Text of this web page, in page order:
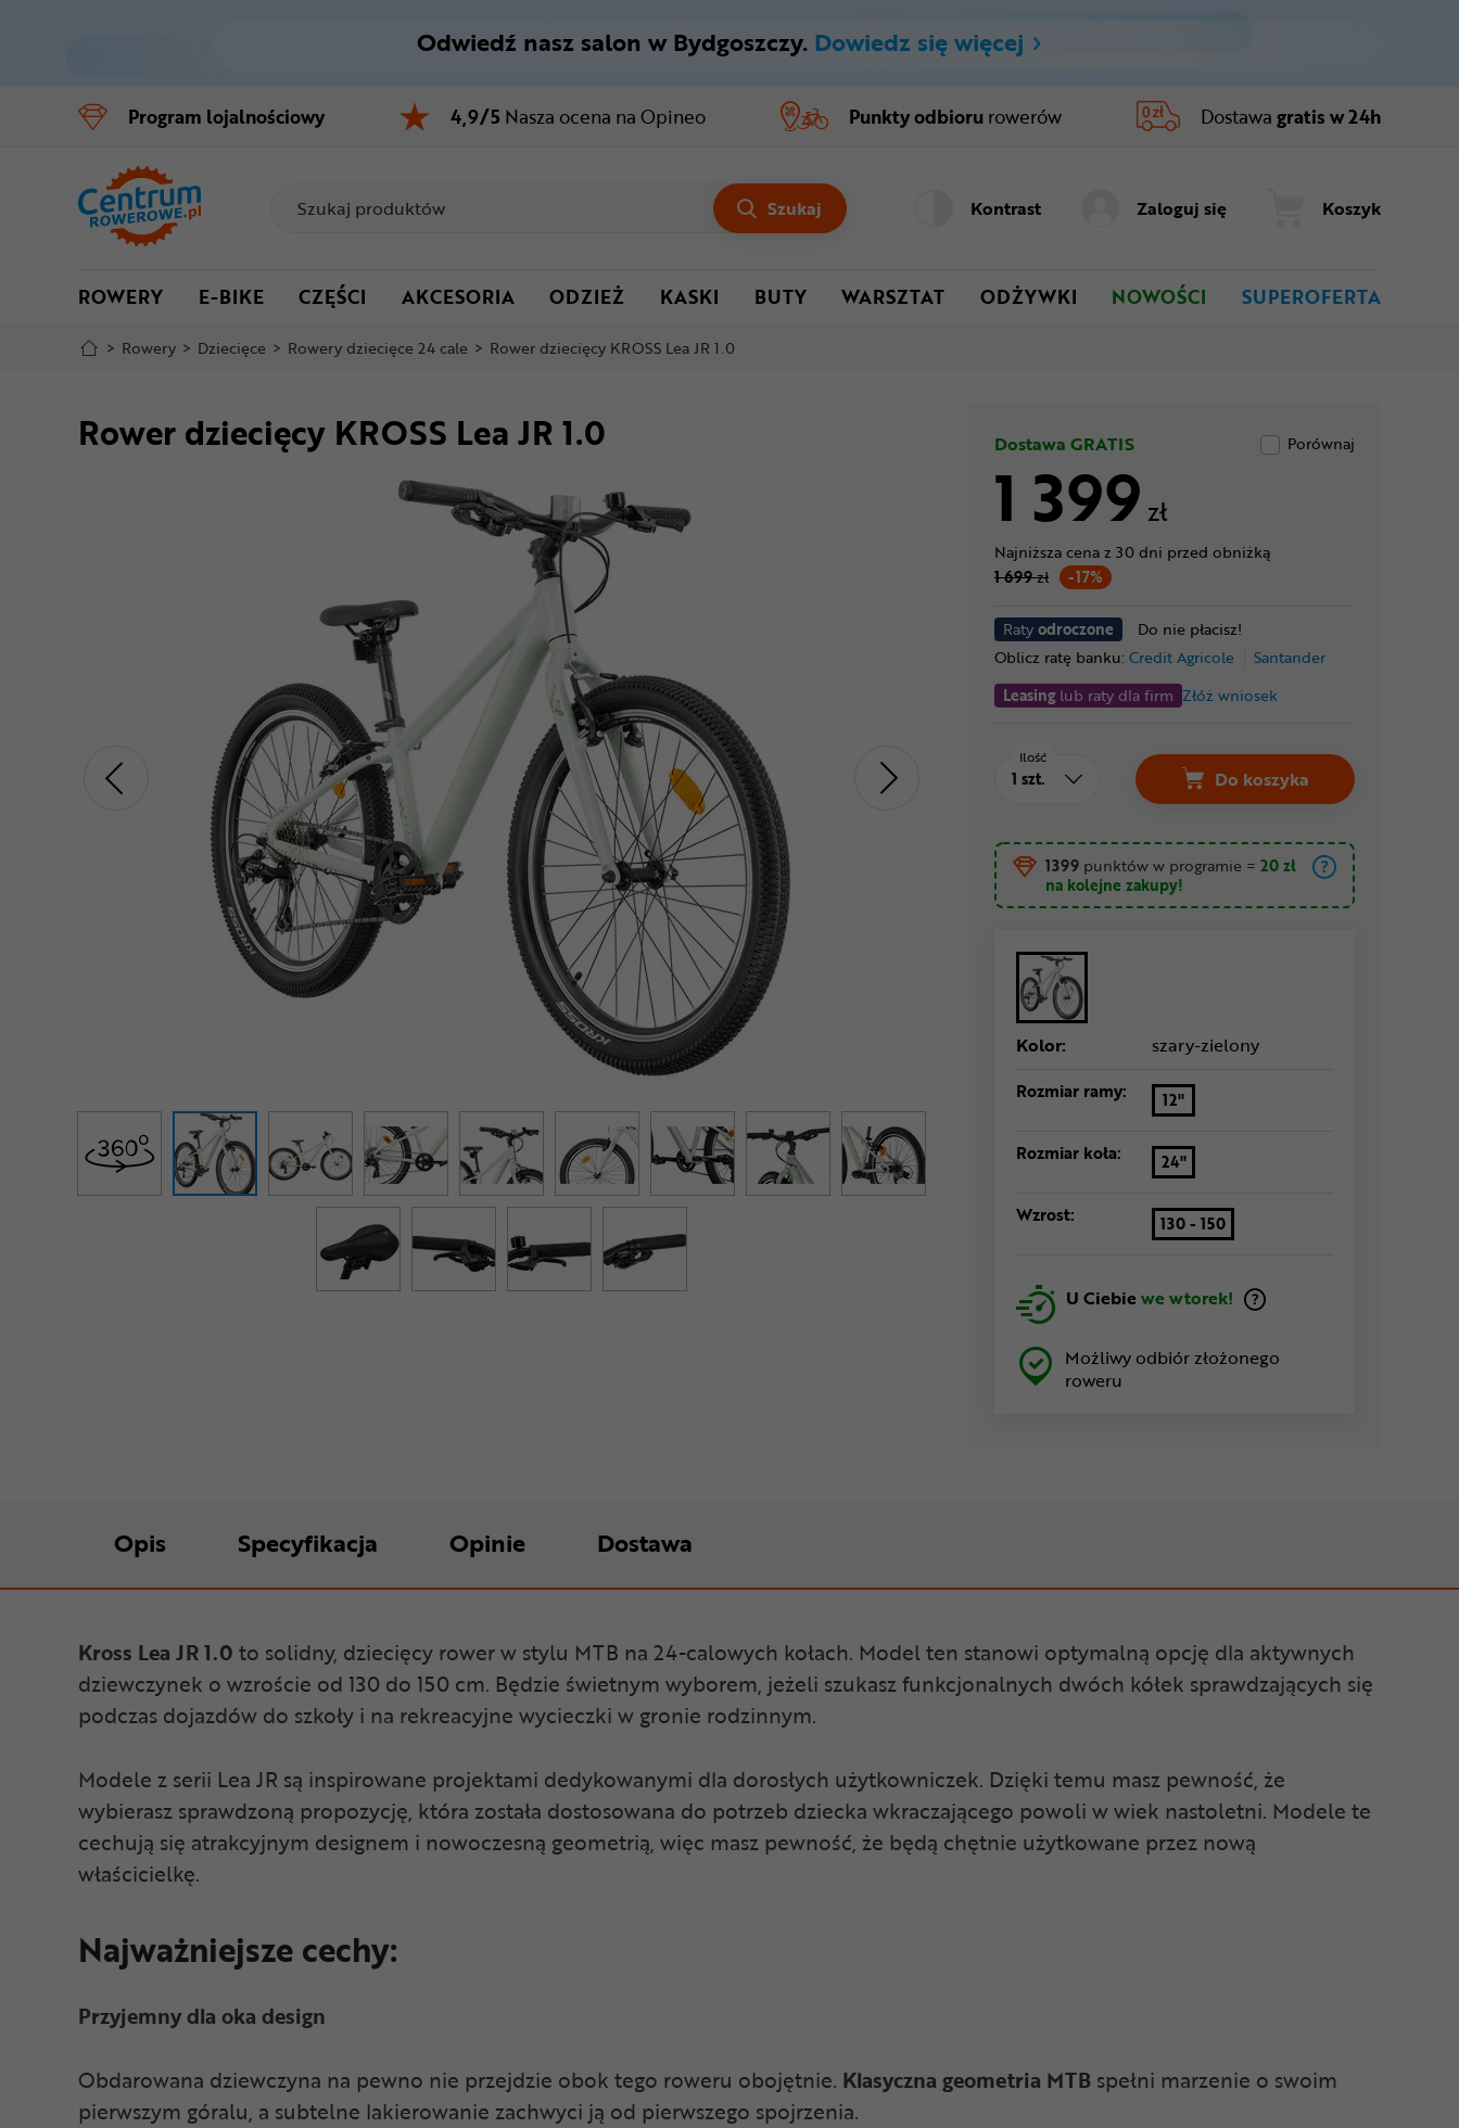
Menu główne
Informacje o produkcie
Do koszyka
Szczegółowe informacje
Stopka
Mapa strony
Odwiedź nasz salon w Bydgoszczy. Dowiedz się więcej
Program lojalnościowy 4,9/5 Nasza ocena na Opineo Punkty odbioru rowerów Dostawa gratis w 24h
Szukaj Kontrast Zaloguj się Koszyk
ROWERY E-BIKE CZĘŚCI AKCESORIA ODZIEŻ KASKI BUTY WARSZTAT ODŻYWKI NOWOŚCI SUPEROFERTA
> Rowery > Dziecięce > Rowery dziecięce 24 cale > Rower dziecięcy KROSS Lea JR 1.0
Rower dziecięcy KROSS Lea JR 1.0 Dostawa GRATIS Porównaj
1 399 zł
-17%
Najniższa cena z 30 dni przed obniżką
1 699zł
Ratyodroczone
Do nie płacisz!
Oblicz ratę banku: Credit Agricole
Santander
Leasinglub raty dla firm Złóż wniosek
Ilość
Do koszyka
1399 punktów w programie = 20 zł
na kolejne zakupy!
Kolor: szary-zielony
Rozmiar ramy: 12"
Rozmiar koła: 24"
Wzrost: 130 - 150
U Ciebiewe wtorek!
Możliwy odbiór złożonego
roweru
Opis Specyfikacja Opinie Dostawa
Kross Lea JR 1.0 to solidny, dziecięcy rower w stylu MTB na 24-calowych kołach. Model ten stanowi optymalną opcję dla aktywnych
dziewczynek o wzroście od 130 do 150 cm. Będzie świetnym wyborem, jeżeli szukasz funkcjonalnych dwóch kółek sprawdzających się
podczas dojazdów do szkoły i na rekreacyjne wycieczki w gronie rodzinnym.
Modele z serii Lea JR są inspirowane projektami dedykowanymi dla dorosłych użytkowniczek. Dzięki temu masz pewność, że
wybierasz sprawdzoną propozycję, która została dostosowana do potrzeb dziecka wkraczającego powoli w wiek nastoletni. Modele te
cechują się atrakcyjnym designem i nowoczesną geometrią, więc masz pewność, że będą chętnie użytkowane przez nową
właścicielkę.
Najważniejsze cechy:
Przyjemny dla oka design
Obdarowana dziewczyna na pewno nie przejdzie obok tego roweru obojętnie. Klasyczna geometria MTB spełni marzenie o swoim
pierwszym góralu, a subtelne lakierowanie zachwyci ją od pierwszego spojrzenia.